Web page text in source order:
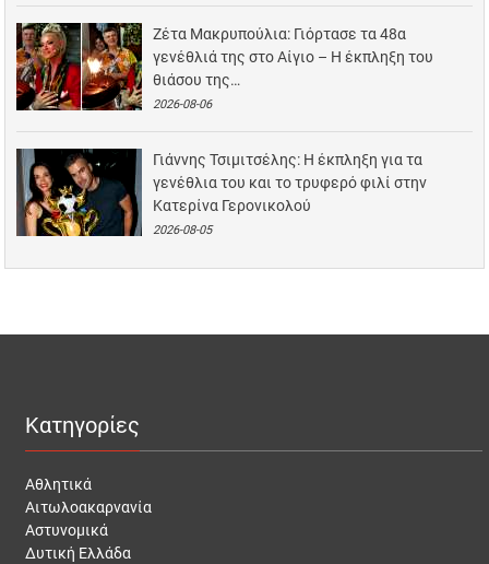
Ζέτα Μακρυπούλια: Γιόρτασε τα 48α
γενέθλιά της στο Αίγιο – Η έκπληξη του
θιάσου της…
2026-08-06
Γιάννης Τσιμιτσέλης: Η έκπληξη για τα
γενέθλια του και το τρυφερό φιλί στην
Κατερίνα Γερονικολού
2026-08-05
Κατηγορίες
Αθλητικά
Αιτωλοακαρνανία
Αστυνομικά
Δυτική Ελλάδα